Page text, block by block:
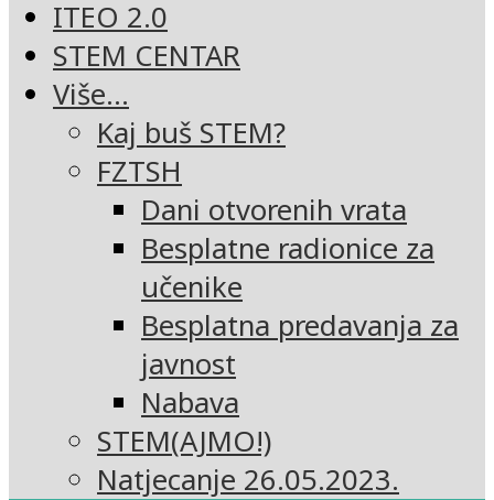
ITEO 2.0
STEM CENTAR
Više…
Kaj buš STEM?
FZTSH
Dani otvorenih vrata
Besplatne radionice za
učenike
Besplatna predavanja za
javnost
Nabava
STEM(AJMO!)
Natjecanje 26.05.2023.